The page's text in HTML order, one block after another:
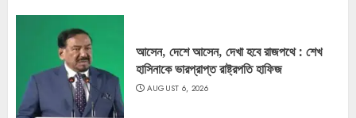
আসেন, দেশে আসেন, দেখা হবে রাজপথে : শেখ
হাসিনাকে ভারপ্রাপ্ত রাষ্ট্রপতি হাফিজ
AUGUST 6, 2026